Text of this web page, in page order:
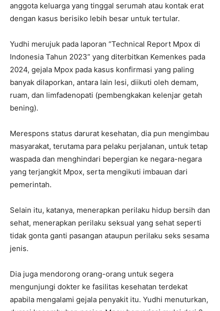
anggota keluarga yang tinggal serumah atau kontak erat
dengan kasus berisiko lebih besar untuk tertular.
Yudhi merujuk pada laporan “Technical Report Mpox di
Indonesia Tahun 2023” yang diterbitkan Kemenkes pada
2024, gejala Mpox pada kasus konfirmasi yang paling
banyak dilaporkan, antara lain lesi, diikuti oleh demam,
ruam, dan limfadenopati (pembengkakan kelenjar getah
bening).
Merespons status darurat kesehatan, dia pun mengimbau
masyarakat, terutama para pelaku perjalanan, untuk tetap
waspada dan menghindari bepergian ke negara-negara
yang terjangkit Mpox, serta mengikuti imbauan dari
pemerintah.
Selain itu, katanya, menerapkan perilaku hidup bersih dan
sehat, menerapkan perilaku seksual yang sehat seperti
tidak gonta ganti pasangan ataupun perilaku seks sesama
jenis.
Dia juga mendorong orang-orang untuk segera
mengunjungi dokter ke fasilitas kesehatan terdekat
apabila mengalami gejala penyakit itu. Yudhi menuturkan,